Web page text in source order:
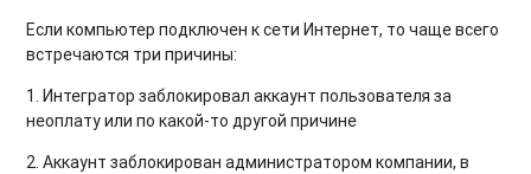
Если компьютер подключен к сети Интернет, то чаще всего
встречаются три причины:
1. Интегратор заблокировал аккаунт пользователя за
неоплату или по какой-то другой причине
2. Аккаунт заблокирован администратором компании, в